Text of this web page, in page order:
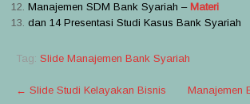
Manajemen SDM Bank Syariah – Materi
dan 14 Presentasi Studi Kasus Bank Syariah
Tag: Slide Manajemen Bank Syariah
Post
← Slide Studi Kelayakan Bisnis Manajemen